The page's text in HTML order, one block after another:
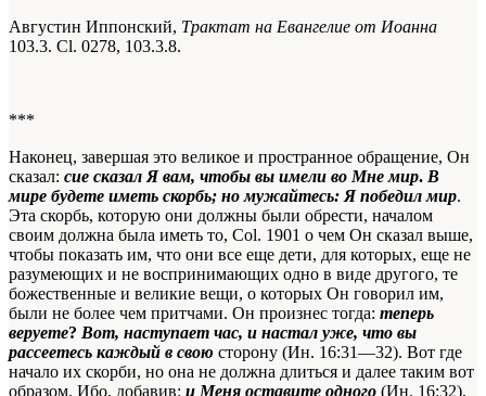
Августин Иппонский, Трактат на Евангелие от Иоанна
103.3. Cl. 0278, 103.3.8.
***
Наконец, завершая это великое и пространное обращение, Он
сказал: сие сказал Я вам, чтобы вы имели во Мне мир. В
мире будете иметь скорбь; но мужайтесь: Я победил мир.
Эта скорбь, которую они должны были обрести, началом
своим должна была иметь то, Col. 1901 о чем Он сказал выше,
чтобы показать им, что они все еще дети, для которых, еще не
разумеющих и не воспринимающих одно в виде другого, те
божественные и великие вещи, о которых Он говорил им,
были не более чем притчами. Он произнес тогда: теперь
веруете? Вот, наступает час, и настал уже, что вы
рассеетесь каждый в свою сторону (Ин. 16:31—32). Вот где
начало их скорби, но она не должна длиться и далее таким вот
образом. Ибо, добавив: и Меня оставите одного (Ин. 16:32),